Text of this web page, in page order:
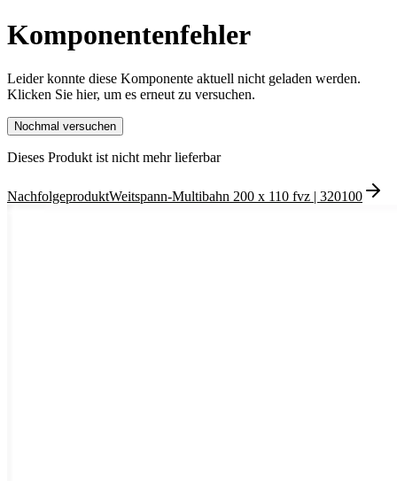
Komponentenfehler
Leider konnte diese Komponente aktuell nicht geladen werden.
Klicken Sie hier, um es erneut zu versuchen.
Nochmal versuchen
Dieses Produkt ist nicht mehr lieferbar
NachfolgeproduktWeitspann-Multibahn 200 x 110 fvz | 320100